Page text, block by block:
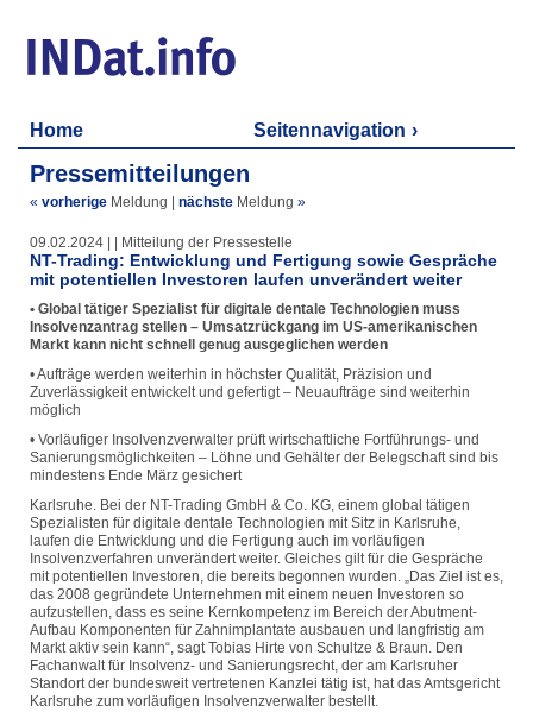
Home Seitennavigation
Pressemitteilungen
« vorherige Meldung nächste Meldung »
09.02.2024 | | Mitteilung der Pressestelle
NT-Trading: Entwicklung und Fertigung sowie Gespräche
mit potentiellen Investoren laufen unverändert weiter
• Global tätiger Spezialist für digitale dentale Technologien muss
Insolvenzantrag stellen – Umsatzrückgang im US-amerikanischen
Markt kann nicht schnell genug ausgeglichen werden
• Aufträge werden weiterhin in höchster Qualität, Präzision und
Zuverlässigkeit entwickelt und gefertigt – Neuaufträge sind weiterhin
möglich
• Vorläufiger Insolvenzverwalter prüft wirtschaftliche Fortführungs- und
Sanierungsmöglichkeiten – Löhne und Gehälter der Belegschaft sind bis
mindestens Ende März gesichert
Karlsruhe. Bei der NT-Trading GmbH & Co. KG, einem global tätigen
Spezialisten für digitale dentale Technologien mit Sitz in Karlsruhe,
laufen die Entwicklung und die Fertigung auch im vorläufigen
Insolvenzverfahren unverändert weiter. Gleiches gilt für die Gespräche
mit potentiellen Investoren, die bereits begonnen wurden. „Das Ziel ist es,
das 2008 gegründete Unternehmen mit einem neuen Investoren so
aufzustellen, dass es seine Kernkompetenz im Bereich der Abutment-
Aufbau Komponenten für Zahnimplantate ausbauen und langfristig am
Markt aktiv sein kann“, sagt Tobias Hirte von Schultze & Braun. Den
Fachanwalt für Insolvenz- und Sanierungsrecht, der am Karlsruher
Standort der bundesweit vertretenen Kanzlei tätig ist, hat das Amtsgericht
Karlsruhe zum vorläufigen Insolvenzverwalter bestellt.